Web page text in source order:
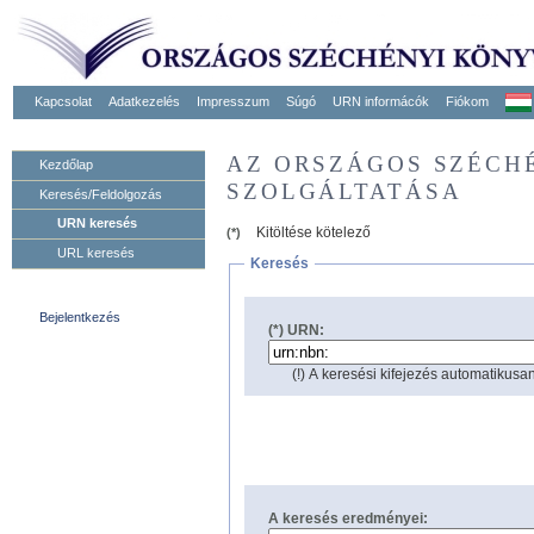
Kapcsolat Adatkezelés Impresszum Súgó URN informácók Fiókom
Kezdőlap
Keresés/Feldolgozás
URN keresés
URL keresés
Bejelentkezés
AZ ORSZÁGOS
SZOLGÁLTATÁSA
(*)
Kitöltése kötelező
Keresés
(*) URN:
(!) A keresési kifejezés
A keresés eredményei: